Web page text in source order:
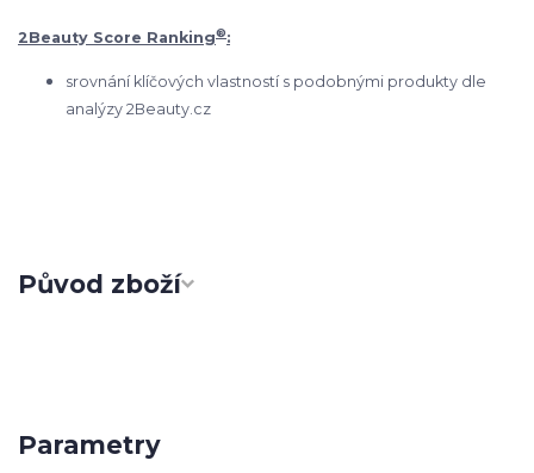
2Beauty Score Ranking®:
srovnání klíčových vlastností s podobnými produkty dle
analýzy 2Beauty.cz
Původ zboží
Parametry